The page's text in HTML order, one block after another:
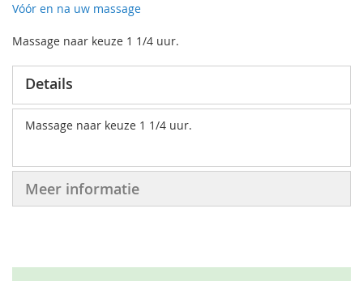
Vóór en na uw massage
Massage naar keuze 1 1/4 uur.
Details
Massage naar keuze 1 1/4 uur.
Meer informatie